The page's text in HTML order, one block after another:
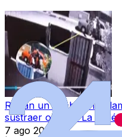
Roban un coche en
sustraer otro en La Vellés
7 ago 2026